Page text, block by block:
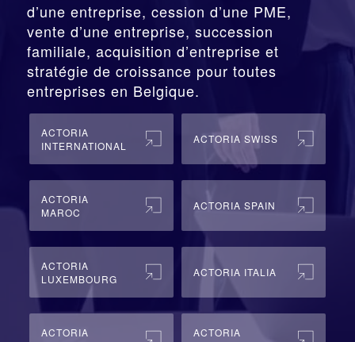
d’une entreprise, cession d’une PME,
vente d’une entreprise, succession
familiale, acquisition d’entreprise et
stratégie de croissance pour toutes
entreprises en Belgique.
ACTORIA
INTERNATIONAL
ACTORIA SWISS
ACTORIA
MAROC
ACTORIA SPAIN
ACTORIA
LUXEMBOURG
ACTORIA ITALIA
ACTORIA
ACTORIA